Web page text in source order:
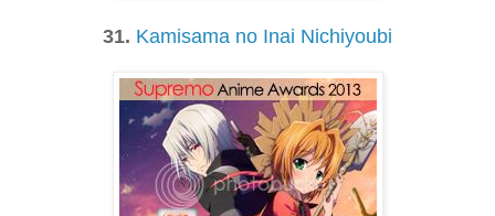
31. Kamisama no Inai Nichiyoubi